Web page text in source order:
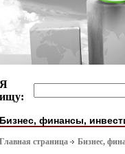
Я
ищу:
Бизнес, финансы,
Главная страница Бизнес,